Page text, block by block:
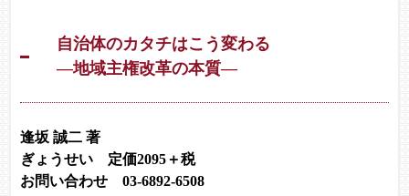
自治体のカタチはこう変わる
―地域主権改革の本質―
逢坂 誠二 著
ぎょうせい 定価2095＋税
お問い合わせ 03-6892-6508